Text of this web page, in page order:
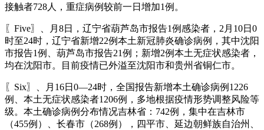
接触者728人，重症病例较前一日增加1例。
〖Five〗、月8日，辽宁省葫芦岛市报告1例感染者，2月10日0
时至24时，辽宁省新增22例本土新冠肺炎确诊病例，其中沈阳
市报告1例、葫芦岛市报告21例；新增2例本土无症状感染者，
均在沈阳市。目前疫情已外溢至沈阳市和贵州省铜仁市。
〖Six〗、月16日0—24时，全国报告新增本土确诊病例1226
例、本土无症状感染者1206例，多地根据疫情形势调整风险等
级。本土确诊病例分布情况吉林省：742例，集中在吉林市
（455例）、长春市（268例），四平市、延边朝鲜族自治州、